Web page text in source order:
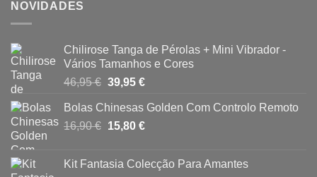
NOVIDADES
Chilirose Tanga de Pérolas + Mini Vibrador -
Vários Tamanhos e Cores
46,95€ O
original
era:
39,95 €O
atual
é:
Bolas Chinesas Golden Com Controlo Remoto
16,90€ O
era:
15,80 €O
é:
Kit Fantasia Colecção Para Amantes